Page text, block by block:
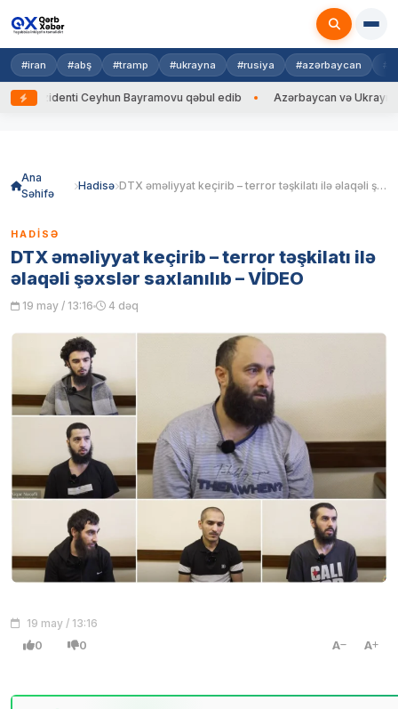
#iran #abş #tramp #ukrayna #rusiya #azərbaycan
Ceyhun Bayramovu qəbul edib Azərbaycan və Ukrayna XİN
Ana
Səhifə
Hadisə DTX əməliyyat keçirib – terror təşkilatı ilə əlaqəli şəxslər saxlanılıb – VİDEO
HADISƏ
DTX əməliyyat keçirib – terror təşkilatı ilə
əlaqəli şəxslər saxlanılıb – VİDEO
19 may / 13:16 4 dəq
19 may / 13:16
0 0 A A